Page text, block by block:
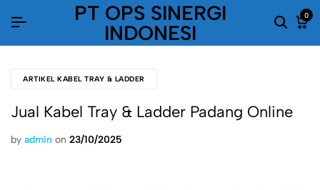
PT OPS SINERGI
INDONESI
0
ARTIKEL KABEL TRAY & LADDER
Jual Kabel Tray & Ladder Padang Online
by admin on 23/10/2025